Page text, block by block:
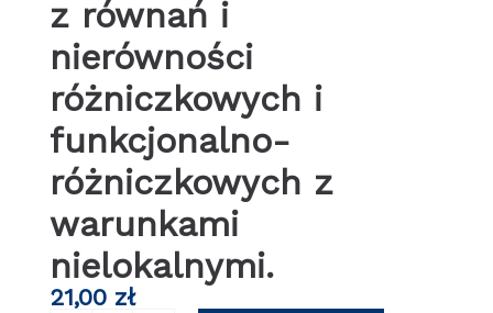
z równań i
nierówności
różniczkowych i
funkcjonalno-
różniczkowych z
warunkami
nielokalnymi.
21,00 zł